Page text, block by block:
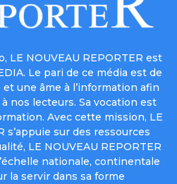
LE NOUVEAU REPORTER est
Le pari de ce média est de
une âme à l’information afin
nos lecteurs. Sa vocation est
Avec cette mission, LE
s’appuie sur des ressources
LE NOUVEAU REPORTER
nationale, continentale
la servir dans sa forme